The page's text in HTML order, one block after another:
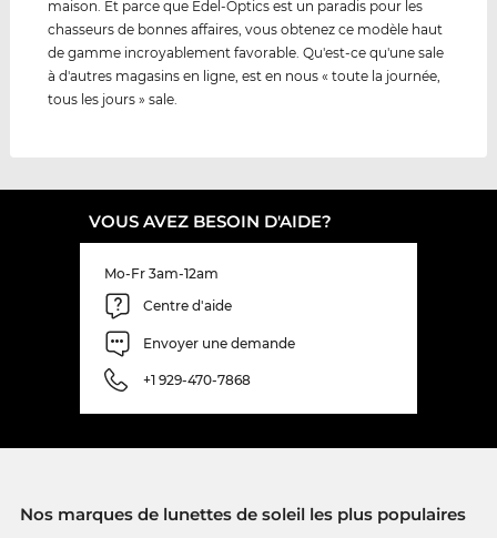
maison. Et parce que Edel-Optics est un paradis pour les
chasseurs de bonnes affaires, vous obtenez ce modèle haut
de gamme incroyablement favorable. Qu'est-ce qu'une sale
à d'autres magasins en ligne, est en nous « toute la journée,
tous les jours » sale.
VOUS AVEZ BESOIN D'AIDE?
Mo-Fr 3am-12am
Centre d'aide
Envoyer une demande
+1 929-470-7868
Nos marques de lunettes de soleil les plus populaires